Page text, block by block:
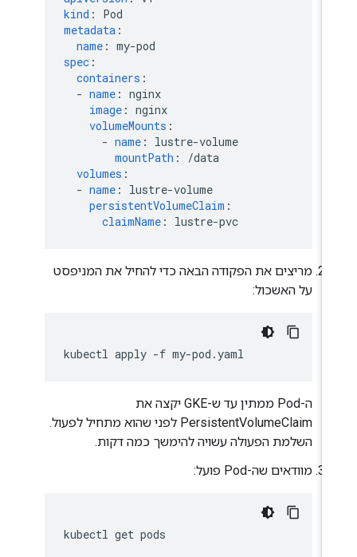
kind:
metadata
name: my-pod
spec
containers
- name: nginx
image: nginx
volumeMounts
- name: lustre-volume
mountPath: /data
volumes
- name: lustre-volume
persistentVolumeClaim
claimName: lustre-pvc
מריצים את הפקודה הבאה כדי להחיל את המניפסט
על האשכול:
kubectl apply -f
ה-Pod ממתין עד ש-GKE יקצה את
PersistentVolumeClaim לפני שהוא מתחיל לפעול.
השלמת הפעולה עשויה להימשך כמה דקות.
מוודאים שה-Pod פועל:
kubectl get